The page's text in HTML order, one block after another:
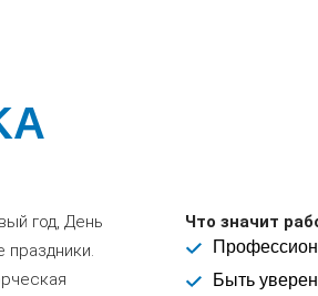
год, День
Что значит
Быть